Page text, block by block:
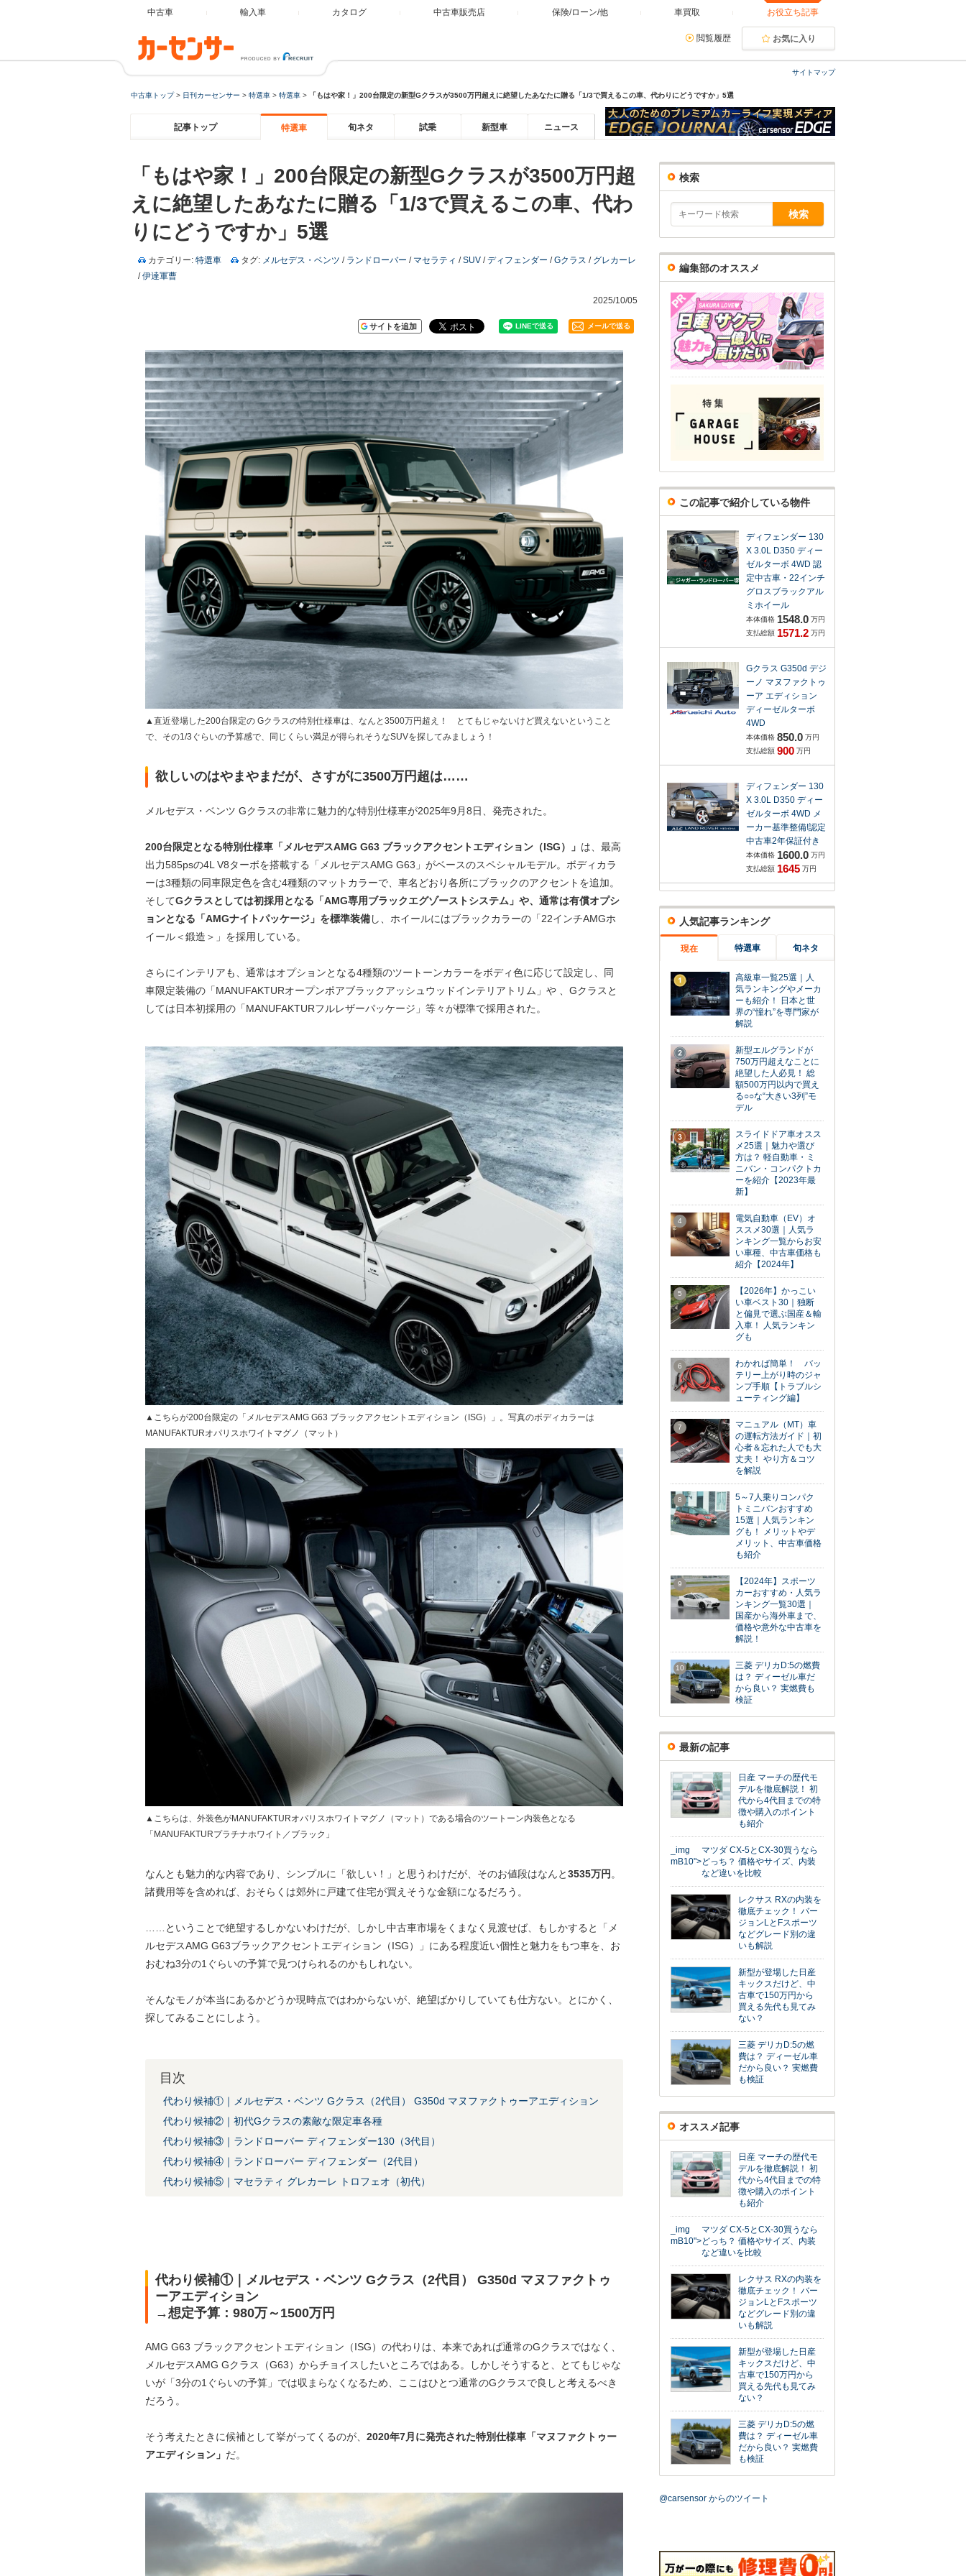
中古車 輸入車 カタログ 中古車販売店 保険/ローン/他 車買取 お役立ち記事
閲覧履歴 お気に入り
サイトマップ
中古車トップ> 日刊カーセンサー > 特選車 > 特選車 > 「もはや家！」200台限定の新型Gクラスが3500万円超えに絶望したあなたに贈る「1/3で買えるこの車、代わりにどうですか」5選
記事トップ 特選車 旬ネタ 試乗 新型車 ニュース
「もはや家！」200台限定の新型Gクラスが3500万円超
えに絶望したあなたに贈る「1/3で買えるこの車、代わ
りにどうですか」5選
カテゴリー: 特選車 タグ: メルセデス・ベンツ / ランドローバー / マセラティ /SUV /ディフェンダー /Gクラス / グレカーレ
/伊達軍曹
2025/10/05
サイトを追加 メールで送る
▲直近登場した200台限定の Gクラスの特別仕様車は、なんと3500万円超え！ とてもじゃないけど買えないということ
で、その1/3ぐらいの予算感で、同じくらい満足が得られそうなSUVを探してみましょう！
欲しいのはやまやまだが、さすがに3500万円超は……
メルセデス・ベンツ Gクラスの非常に魅力的な特別仕様車が2025年9月8日、発売された。
200台限定となる特別仕様車「メルセデスAMG G63 ブラックアクセントエディション（ISG）」 は、最高
出力585psの4L V8ターボを搭載する「メルセデスAMG G63」がベースのスペシャルモデル。ボディカラ
ーは3種類の同車限定色を含む4種類のマットカラーで、車名どおり各所にブラックのアクセントを追加。
そしてGクラスとしては初採用となる「AMG専用ブラックエグゾーストシステム」や、通常は有償オプシ
ョンとなる「AMGナイトパッケージ」を標準装備し、ホイールにはブラックカラーの「22インチAMGホ
イール＜鍛造＞」を採用している。
さらにインテリアも、通常はオプションとなる4種類のツートーンカラーをボディ色に応じて設定し、同
車限定装備の「MANUFAKTURオープンポアブラックアッシュウッドインテリアトリム」や 、Gクラスと
しては日本初採用の「MANUFAKTURフルレザーパッケージ」等々が標準で採用された。
▲こちらが200台限定の「メルセデスAMG G63 ブラックアクセントエディション（ISG）」。写真のボディカラーは
MANUFAKTURオパリスホワイトマグノ（マット）
▲こちらは、外装色がMANUFAKTURオパリスホワイトマグノ（マット）である場合のツートーン内装色となる
「MANUFAKTURプラチナホワイト／ブラック」
なんとも魅力的な内容であり、シンプルに「欲しい！」と思うわけだが、そのお値段はなんと3535万円。
諸費用等を含めれば、おそらくは郊外に戸建て住宅が買えそうな金額になるだろう。
……ということで絶望するしかないわけだが、しかし中古車市場をくまなく見渡せば、もしかすると「メ
ルセデスAMG G63ブラックアクセントエディション（ISG）」にある程度近い個性と魅力をもつ車を、お
おむね3分の1ぐらいの予算で見つけられるのかもしれない。
そんなモノが本当にあるかどうか現時点ではわからないが、絶望ばかりしていても仕方ない。とにかく、
探してみることにしよう。
目次
代わり候補①｜メルセデス・ベンツ Gクラス（2代目） G350d マヌファクトゥーアエディション
代わり候補②｜初代Gクラスの素敵な限定車各種
代わり候補③｜ランドローバー ディフェンダー130（3代目）
代わり候補④｜ランドローバー ディフェンダー（2代目）
代わり候補⑤｜マセラティ グレカーレ トロフェオ（初代）
代わり候補①｜メルセデス・ベンツ Gクラス（2代目） G350d マヌファクトゥ
ーアエディション
→想定予算：980万～1500万円
AMG G63 ブラックアクセントエディション（ISG）の代わりは、本来であれば通常のGクラスではなく、
メルセデスAMG Gクラス（G63）からチョイスしたいところではある。しかしそうすると、とてもじゃな
いが「3分の1ぐらいの予算」では収まらなくなるため、ここはひとつ通常のGクラスで良しと考えるべき
だろう。
そう考えたときに候補として挙がってくるのが、 2020年7月に発売された特別仕様車「マヌファクトゥー
アエディション」 だ。
検索
編集部のオススメ
この記事で紹介している物件
ディフェンダー 130
X 3.0L D350 ディー
ゼルターボ 4WD 認
定中古車・22インチ
グロスブラックアル
ミホイール
本体価格 1548.0 万円
支払総額 1571.2 万円
Gクラス G350d デジ
ーノ マヌファクトゥ
ーア エディション
ディーゼルターボ
4WD
本体価格 850.0 万円
支払総額 900 万円
ディフェンダー 130
X 3.0L D350 ディー
ゼルターボ 4WD メ
ーカー基準整備!認定
中古車2年保証付き
本体価格 1600.0 万円
支払総額 1645 万円
人気記事ランキング
現在 特選車 旬ネタ
1
高級車一覧25選｜人
気ランキングやメーカ
ーも紹介！ 日本と世
界の“憧れ”を専門家が
解説
2
新型エルグランドが
750万円超えなことに
絶望した人必見！ 総
額500万円以内で買え
る○○な“大きい3列”モ
デル
3
スライドドア車オスス
メ25選｜魅力や選び
方は？ 軽自動車・ミ
ニバン・コンパクトカ
ーを紹介【2023年最
新】
4
電気自動車（EV）オ
ススメ30選｜人気ラ
ンキング一覧からお安
い車種、中古車価格も
紹介【2024年】
5
【2026年】かっこい
い車ベスト30｜独断
と偏見で選ぶ国産＆輸
入車！ 人気ランキン
グも
6
わかれば簡単！ バッ
テリー上がり時のジャ
ンプ手順【トラブルシ
ューティング編】
7
マニュアル（MT）車
の運転方法ガイド｜初
心者＆忘れた人でも大
丈夫！ やり方＆コツ
を解説
8
5～7人乗りコンパク
トミニバンおすすめ
15選｜人気ランキン
グも！ メリットやデ
メリット、中古車価格
も紹介
9
【2024年】スポーツ
カーおすすめ・人気ラ
ンキング一覧30選｜
国産から海外車まで、
価格や意外な中古車を
解説！
10
三菱 デリカD:5の燃費
は？ ディーゼル車だ
から良い？ 実燃費も
検証
最新の記事
日産 マーチの歴代モ
デルを徹底解説！ 初
代から4代目までの特
徴や購入のポイント
も紹介
_img
mB10">
マツダ CX-5とCX-30買うなら
どっち？ 価格やサイズ、内装
など違いを比較
レクサス RXの内装を
徹底チェック！ バー
ジョンLとFスポーツ
などグレード別の違
いも解説
新型が登場した日産
キックスだけど、中
古車で150万円から
買える先代も見てみ
ない？
三菱 デリカD:5の燃
費は？ ディーゼル車
だから良い？ 実燃費
も検証
オススメ記事
日産 マーチの歴代モ
デルを徹底解説！ 初
代から4代目までの特
徴や購入のポイント
も紹介
_img
mB10">
マツダ CX-5とCX-30買うなら
どっち？ 価格やサイズ、内装
など違いを比較
レクサス RXの内装を
徹底チェック！ バー
ジョンLとFスポーツ
などグレード別の違
いも解説
新型が登場した日産
キックスだけど、中
古車で150万円から
買える先代も見てみ
ない？
三菱 デリカD:5の燃
費は？ ディーゼル車
だから良い？ 実燃費
も検証
@carsensor からのツイート